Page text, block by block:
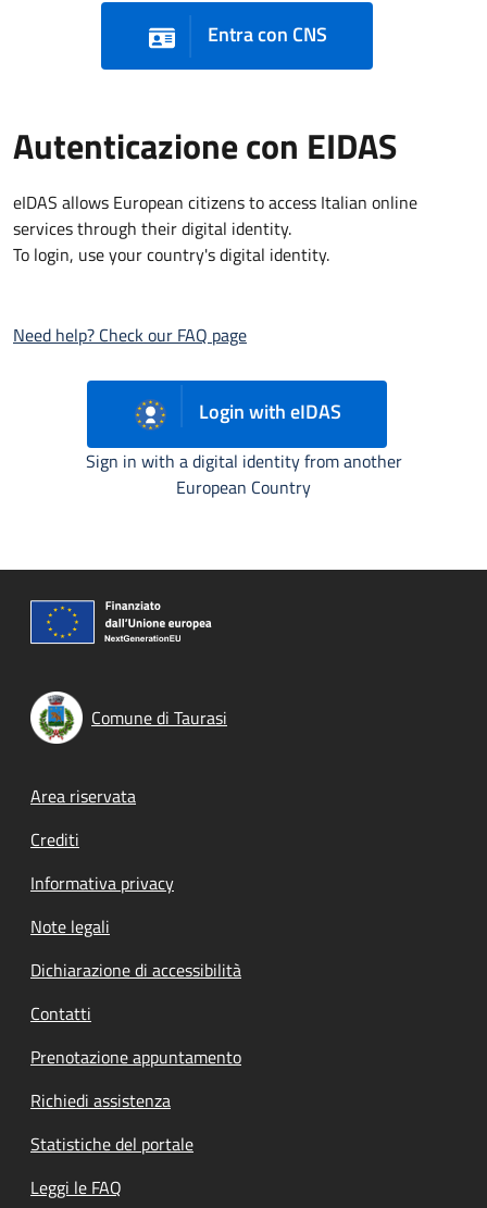
Entra con CNS
Autenticazione con EIDAS
eIDAS allows European citizens to access Italian online
services through their digital identity.
To login, use your country's digital identity.
Need help? Check our FAQ page
Login with eIDAS
Sign in with a digital identity from another
European Country
Comune di Taurasi
Footer menu
Area riservata
Crediti
Informativa privacy
Note legali
Dichiarazione di accessibilità
Contatti
Prenotazione appuntamento
Richiedi assistenza
Statistiche del portale
Leggi le FAQ